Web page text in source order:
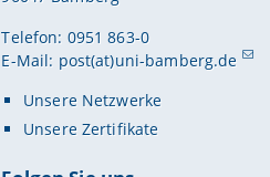
Telefon: 0951 863-0
E-Mail: post(at)uni-bamberg.de
Unsere Netzwerke
Unsere Zertifikate